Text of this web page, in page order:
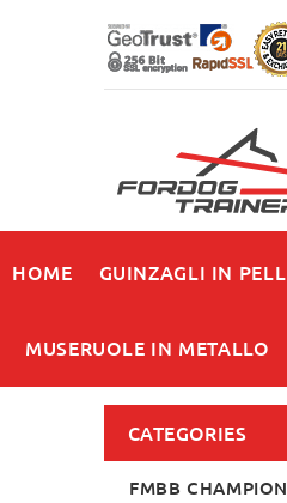
HOME GUINZAGLI IN
MUSERUOLE IN METALLO
CATEGORIES
FMBB